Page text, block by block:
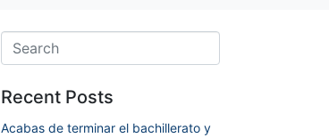
Recent Posts
Acabas de terminar el bachillerato y